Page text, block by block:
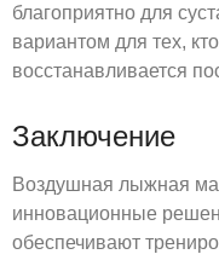
благоприятно для
вариантом для тех,
восстанавливается
Заключение
Воздушная лыжная
инновационные
обеспечивают